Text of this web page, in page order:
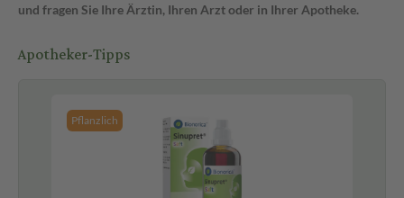
und fragen Sie Ihre Ärztin, Ihren Arzt oder in Ihrer Apotheke.
Apotheker-Tipps
Pflanzlich